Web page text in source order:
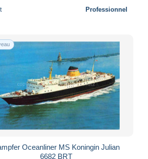
Professionnel
Oceanliner MS Koningin Julian
6682 BRT